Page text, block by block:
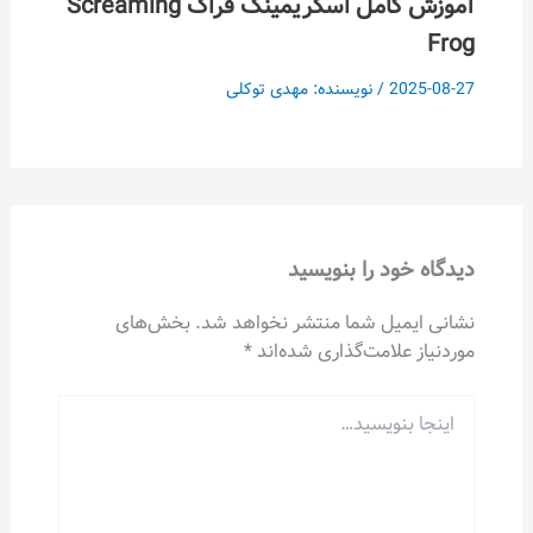
Frog
2025-08-27/ نویسنده: مهدی توکلی
دیدگاه‌ خود را بنویسید
نشانی ایمیل شما منتشر نخواهد شد. بخش‌های
موردنیاز علامت‌گذاری شده‌اند *
بنویسید…